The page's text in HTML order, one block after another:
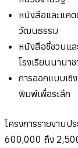
หนังสือและแค
วัฒนธรรม
หนังสือชี้ชวนแ
โรงเรียนนานาช
การออกแบบเชิ
พิมพ์เพื่อระลึก
โครงการรายงานป
600,000 ถึง